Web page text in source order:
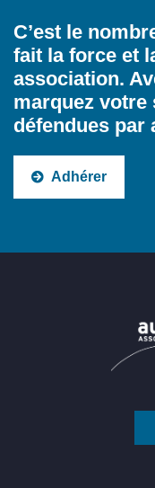
C’est le
fait la force et
association.
marquez votre
défendues par
Adhérer